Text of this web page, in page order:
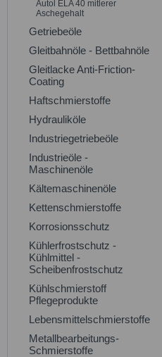
Autol ELA 40 mitlerer
Aschegehalt
Getriebeöle
Gleitbahnöle - Bettbahnöle
Gleitlacke Anti-Friction-
Coating
Haftschmierstoffe
Hydrauliköle
Industriegetriebeöle
Industrieöle -
Maschinenöle
Kältemaschinenöle
Kettenschmierstoffe
Korrosionsschutz
Kühlerfrostschutz -
Kühlmittel -
Scheibenfrostschutz
Kühlschmierstoff
Pflegeprodukte
Lebensmittelschmierstoffe
Metallbearbeitungs-
Schmierstoffe